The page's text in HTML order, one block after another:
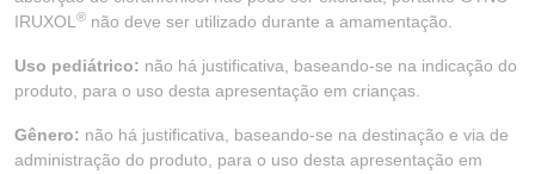
IRUXOL ® não deve ser utilizado durante a amamentação.
Uso pediátrico: não há justificativa, baseando-se na indicação do
produto, para o uso desta apresentação em crianças.
Gênero: não há justificativa, baseando-se na destinação e via de
administração do produto, para o uso desta apresentação em